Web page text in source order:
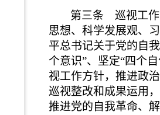
第三条 巡视工作
思想、科学发展观、
平总书记关于党的自
个意识”、坚定“四个
视工作方针，推进政
巡视整改和成果运用
推进党的自我革命、